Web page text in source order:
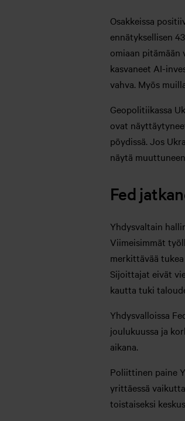
Osakkeissa
ennätyksellisen
omiaan
kasvaneet AI-
vahva. Myös
Geopolitiikassa
ovat
pöydissä. Jos
näytä
Fed
Yhdysvaltain
Viimeisimmät
merkittävää
Sijoittajat eivät
kautta tuki
Yhdysvalloissa
joulukuussa ja
aikana.
Poliittinen paine
yrittäessä
toistaiseksi